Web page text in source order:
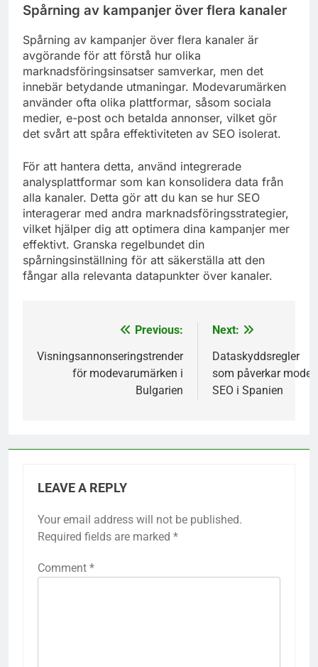
Spårning av kampanjer över flera kanaler
Spårning av kampanjer över flera kanaler är
avgörande för att förstå hur olika
marknadsföringsinsatser samverkar, men det
innebär betydande utmaningar. Modevarumärken
använder ofta olika plattformar, såsom sociala
medier, e-post och betalda annonser, vilket gör
det svårt att spåra effektiviteten av SEO isolerat.
För att hantera detta, använd integrerade
analysplattformar som kan konsolidera data från
alla kanaler. Detta gör att du kan se hur SEO
interagerar med andra marknadsföringsstrategier,
vilket hjälper dig att optimera dina kampanjer mer
effektivt. Granska regelbundet din
spårningsinställning för att säkerställa att den
fångar alla relevanta datapunkter över kanaler.
navigation
Previous:
Visningsannonseringstrender
för modevarumärken i
Bulgarien
Next:
Dataskyddsregler
som påverkar mode-
SEO i Spanien
LEAVE A REPLY
Your email address will not be published.
Required fields are marked *
Comment *